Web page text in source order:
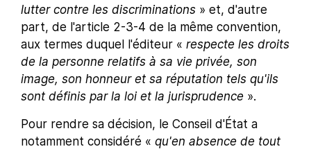
lutter contre les discriminations » et, d'autre
part, de l'article 2-3-4 de la même convention,
aux termes duquel l'éditeur « respecte les droits
de la personne relatifs à sa vie privée, son
image, son honneur et sa réputation tels qu'ils
sont définis par la loi et la jurisprudence ».
Pour rendre sa décision, le Conseil d'État a
notamment considéré « qu'en absence de tout